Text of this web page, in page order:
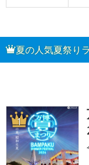
夏の人気夏祭り
1